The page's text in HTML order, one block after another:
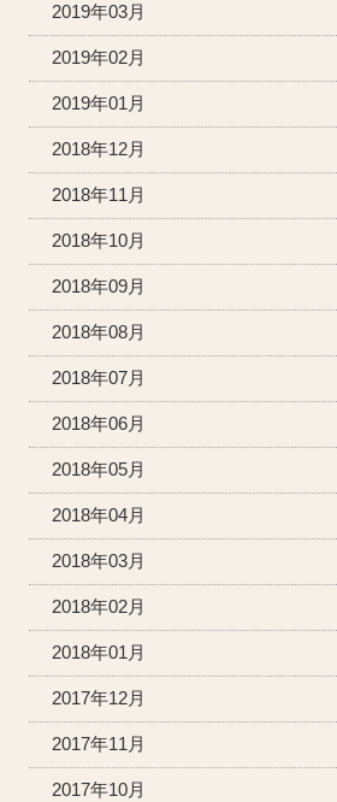
2019年03月
2019年02月
2019年01月
2018年12月
2018年11月
2018年10月
2018年09月
2018年08月
2018年07月
2018年06月
2018年05月
2018年04月
2018年03月
2018年02月
2018年01月
2017年12月
2017年11月
2017年10月